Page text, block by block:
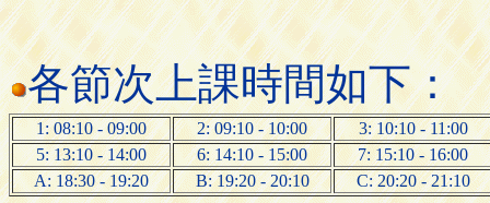
各節次上課時間如下：
1: 08:10 - 09:00 2: 09:10 - 10:00
3: 10:10 - 11:00
5: 13:10 - 14:00
6: 14:10 - 15:00
7: 15:10 - 16:00
A: 18:30 - 19:20
B: 19:20 - 20:10 C: 20:20 - 21:10